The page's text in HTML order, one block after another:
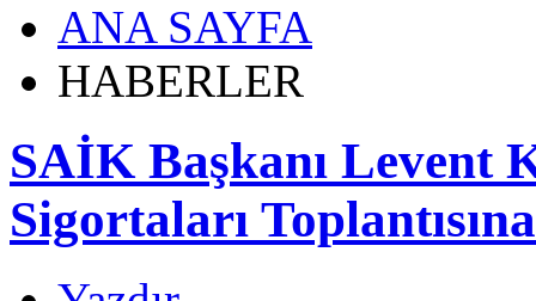
ANA SAYFA
HABERLER
SAİK Başkanı Levent
Sigortaları